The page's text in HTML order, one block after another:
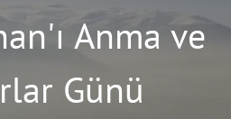
Anma ve
Günü